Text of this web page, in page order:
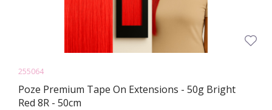
255064
Poze Premium Tape On Extensions - 50g Bright
Red 8R - 50cm